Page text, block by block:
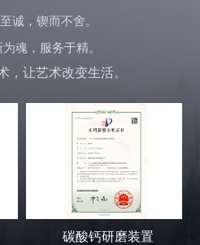
诚，锲而不舍。
魂，服务于精。
，让艺术改变生活。
无机粉末包装装置